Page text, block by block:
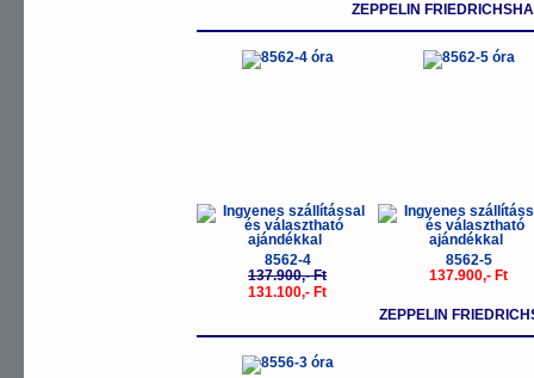
ZEPPELIN
8562-4
137.900,- Ft
131.100,- Ft
8562-5
137.900,- Ft
ZEPPELIN